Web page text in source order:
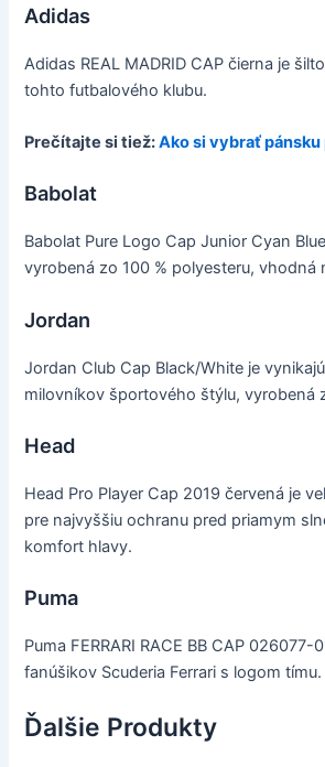
Adidas
Adidas REAL MADRID CAP čierna je
tohto futbalového klubu.
Prečítajte si tiež:Ako si vybrať
Babolat
Babolat Pure Logo Cap Junior Cyan
vyrobená zo 100 % polyesteru, vhodná
Jordan
Jordan Club Cap Black/White je
milovníkov športového štýlu, vyrobená
Head
Head Pro Player Cap 2019 červená je
pre najvyššiu ochranu pred priamym
komfort hlavy.
Puma
Puma FERRARI RACE BB CAP 026077-
fanúšikov Scuderia Ferrari s logom tímu.
Ďalšie Produkty